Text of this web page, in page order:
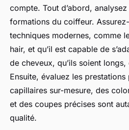
compte. Tout d’abord,
formations du coiffeur.
techniques modernes, comme
hair, et qu’il est capable de
de cheveux, qu’ils soient
Ensuite, évaluez les
capillaires sur-mesure, des
et des coupes précises sont
qualité.